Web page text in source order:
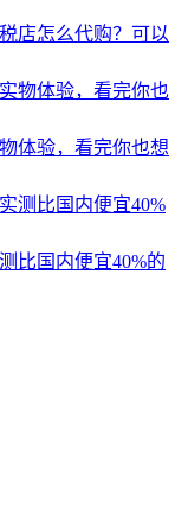
店怎么代购？可以
体验，看完你也想
比国内便宜40%的